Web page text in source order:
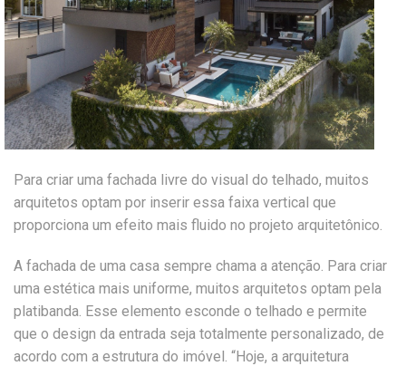
Para criar uma fachada livre do visual do telhado, muitos
arquitetos optam por inserir essa faixa vertical que
proporciona um efeito mais fluido no projeto arquitetônico.
A fachada de uma casa sempre chama a atenção. Para criar
uma estética mais uniforme, muitos arquitetos optam pela
platibanda. Esse elemento esconde o telhado e permite
que o design da entrada seja totalmente personalizado, de
acordo com a estrutura do imóvel. “Hoje, a arquitetura